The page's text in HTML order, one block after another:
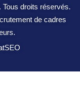
droits réservés.
de cadres